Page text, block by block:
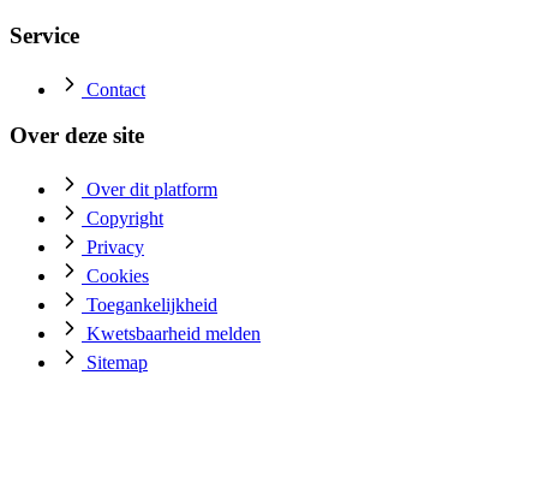
Service
Contact
Over deze site
Over dit platform
Copyright
Privacy
Cookies
Toegankelijkheid
Kwetsbaarheid melden
Sitemap